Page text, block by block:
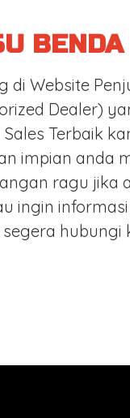
BENDA
di Website
Dealer)
Terbaik
impian anda
ragu jika
ingin
hubungi